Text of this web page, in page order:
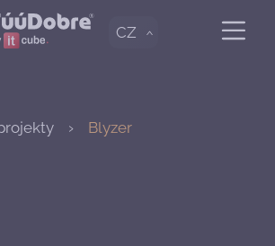
CZ
Blyzer